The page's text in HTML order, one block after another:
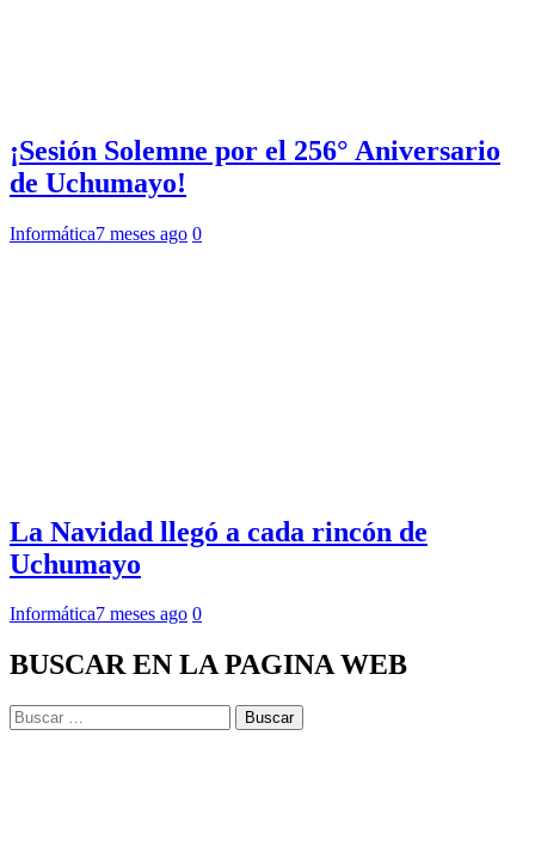
¡Sesión Solemne por el 256° Aniversario
de Uchumayo!
Informática7 meses ago 0
La Navidad llegó a cada rincón de
Uchumayo
Informática7 meses ago 0
BUSCAR EN LA PAGINA WEB
Buscar: